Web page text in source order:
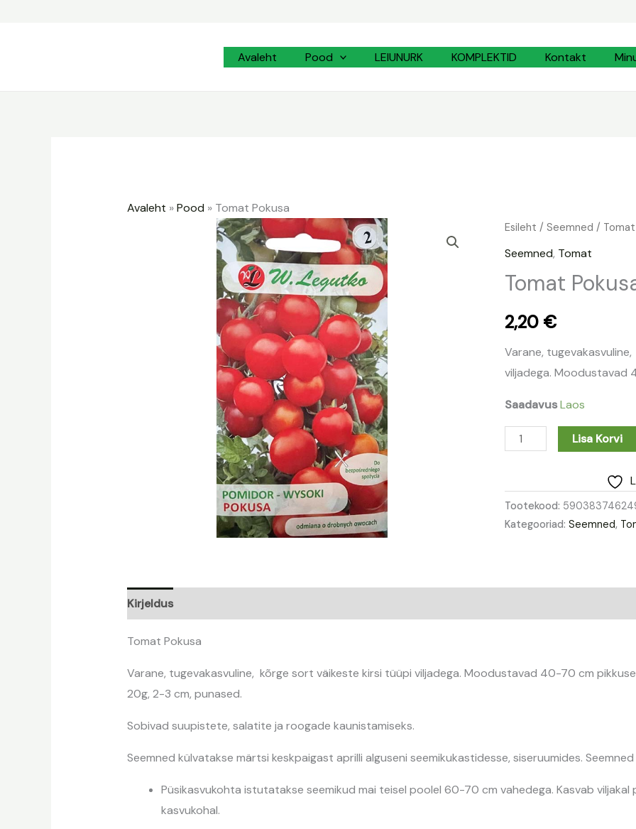
Avaleht Pood LEIUNURK KOMPLEKTID Kontakt
Avaleht »Pood » Tomat Pokusa
Esileht / Seemned / Tomat
Seemned, Tomat
Tomat
2,20 €
Varane,
viljadega. Moodustavad
SaadavusLaos
Tomat
Pokusa
Lisa Korvi
Tootekood:
Kategooriad:Seemned,
Kirjeldus
Tomat Pokusa
Varane, tugevakasvuline, kõrge sort väikeste kirsi tüüpi viljadega. Moodustavad 40-70 cm
20g, 2-3 cm, punased.
Sobivad suupistete, salatite ja roogade kaunistamiseks.
Seemned külvatakse märtsi keskpaigast aprilli alguseni seemikukastidesse, siseruumides.
Püsikasvukohta istutatakse seemikud mai teisel poolel 60-70 cm vahedega. Kasvab viljakal
kasvukohal.